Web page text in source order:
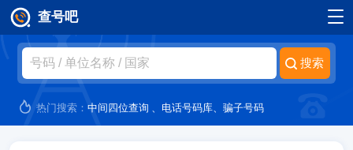
跳转到主要内容
查号吧
热门搜索：中间四位查询 、 电话号码库、骗子号码